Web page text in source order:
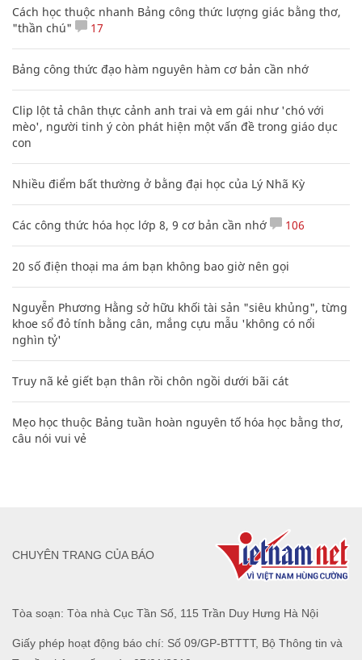
Cách học thuộc nhanh Bảng công thức lượng giác bằng thơ,
"thần chú"
17
Bảng công thức đạo hàm nguyên hàm cơ bản cần nhớ
Clip lột tả chân thực cảnh anh trai và em gái như 'chó với
mèo', người tinh ý còn phát hiện một vấn đề trong giáo dục
con
Nhiều điểm bất thường ở bằng đại học của Lý Nhã Kỳ
Các công thức hóa học lớp 8, 9 cơ bản cần nhớ 106
20 số điện thoại ma ám bạn không bao giờ nên gọi
Nguyễn Phương Hằng sở hữu khối tài sản "siêu khủng", từng
khoe sổ đỏ tính bằng cân, mắng cựu mẫu 'không có nổi
nghìn tỷ'
Truy nã kẻ giết bạn thân rồi chôn ngồi dưới bãi cát
Mẹo học thuộc Bảng tuần hoàn nguyên tố hóa học bằng thơ,
câu nói vui vẻ
Tòa soạn: Tòa nhà Cục Tần Số, 115 Trần Duy Hưng Hà Nội
Giấy phép hoạt động báo chí: Số 09/GP-BTTTT, Bộ Thông tin và
CHUYÊN TRANG CỦA BÁO